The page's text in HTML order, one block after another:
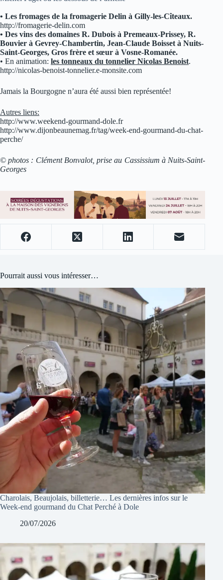
• Les fromages de la fromagerie Delin à Gilly-les-Cîteaux.
http://fromagerie-delin.com
• Des vins des domaines R. Dubois à Premeaux-Prissey, R.
Bouvier à Gevrey-Chambertin, Jean-Claude Boisset à Nuits-
Saint-Georges, Gros frère et sœur à Vosne-Romanée.
• En animation: les tonneaux du tonnelier Nicolas Benoist.
http://nicolas-benoist-tonnelier.e-monsite.com
Jamais la Bourgogne n’aura été aussi bien représentée!
Autres liens:
http://www.weekend-gourmand-dole.fr
http://www.dijonbeaunemag.fr/tag/week-end-gourmand-du-chat-
perche/
© photos : Clément Bonvalot, prise au Cassissium à Nuits-Saint-
Georges
Pourrait aussi vous intéresser…
Charolais, Beaujolais, billetterie… Les dernières infos sur le
Week-end gourmand du Chat Perché à Dole
20/07/2026